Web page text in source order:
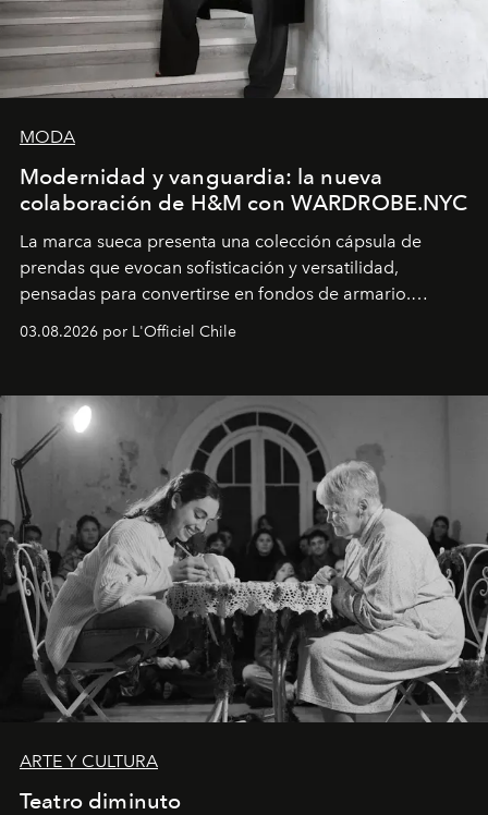
MODA
Modernidad y vanguardia: la nueva
colaboración de H&M con WARDROBE.NYC
La marca sueca presenta una colección cápsula de
prendas que evocan sofisticación y versatilidad,
pensadas para convertirse en fondos de armario.
03.08.2026 por L'Officiel Chile
ARTE Y CULTURA
Teatro diminuto